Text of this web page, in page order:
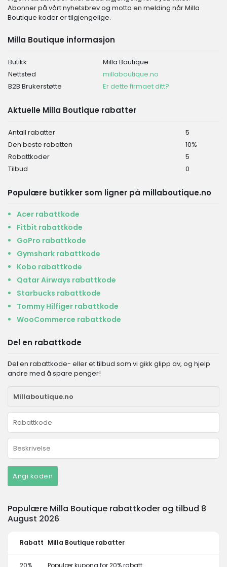
Abonner på vårt nyhetsbrev og motta en melding når Milla
Boutique koder er tilgjengelige.
Milla Boutique informasjon
Butikk
Milla Boutique
Nettsted
millaboutique.no
B2B Brukerstøtte
Er dette firmaet ditt?
Aktuelle Milla Boutique rabatter
Antall rabatter
5
Den beste rabatten
10%
Rabattkoder
5
Tilbud
0
Populære butikker som ligner på millaboutique.no
Acer rabattkode
Fitbit rabattkode
GoPro rabattkode
Gymshark rabattkode
Kobo rabattkode
Qatar Airways rabattkode
Starbucks rabattkode
Tommy Hilfiger rabattkode
WooCommerce rabattkode
Del en rabattkode
Del en rabattkode- eller et tilbud som vi gikk glipp av, og hjelp
andre med å spare penger!
Angi koden
Populære Milla Boutique rabattkoder og tilbud 8
August 2026
Rabatt Milla Boutique rabatter
20% Populær kupong for 20% rabatt